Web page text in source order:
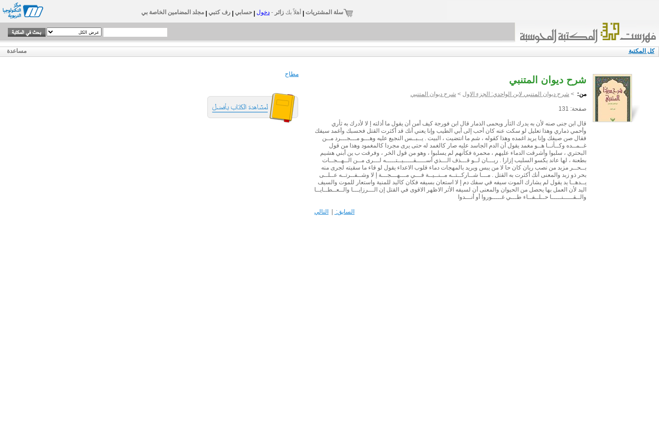
سلة المشتريات أهلاً بك زائر - دخول حسابي رف كتبي مجلد المضامين الخاصة بي
كل المكتبة مساعدة
شرح ديوان المتنبي
من: > شرح ديوان المتنبي لابن الواحدي: الجزء الاول > شرح ديوان المتنبي
صفحة: 131
قال ابن جنى صنه لأن به يدرك الثأر ويحمى الذمار قال ابن فورجة كيف أمن أن يقول ما أذلته إ لا لأدرك به ثأري
وأحمي ذماري وهذا تعليل لو سكت عنه كان أحب إلى أبي الطيب وإنا يعني أنك قد أكثرت القتل فحسبك وأغمد سيفك
فقال صن صيفك وإنا يريد اغمده وهذا كقوله ، شم ما انتضيت ، البيت . يــبــس النجيع عليه وهـــو مـــجـــرد مــن
غــمــده وكــأنــا هــو مغمد يقول أن الدم الجاسد عليه صار كالغمد له حتى يرى مجردا كالمغمود وهذا من قول
البحتري ، سلبوا وأشرقت الدماء عليهم ، محمرة فكأنهم لم يسلبوا ، وهو من قول الخر ، وفرقت ب ين أبني هشيم
بطعنة ، لها عاند يكسو السليب إزارا . ريـــان لــو قـــذف الـــذي أســـــقـــــيــتـــــه لـــرى مــن الــهــجــات
بــحــر مزبد من نصب ريان كان حا لا من يبس ويريد بالمهجات دماء قلوب الاعداء يقول لو قاء ما سقيته لجرى منه
بحر ذو زبد والمعنى أنك أكثرت به القتل . مـــا شــاركــتــه مــنــيــة فـــي مـــهـــجـــة إ لا وشــفــرتــه عــلــى
يــدهــا يد يقول لم يشارك الموت سيفه في سفك دم إ لا استعان بسيفه فكان كاليد للمنية واستعار للموت والسيف
اليد لأن العمل بها يحصل من الحيوان والمعنى أن لسيفه الأثر الاظهر الاقوى في القتل إن الـــرزايـــا والــعــطــايــا
والــقـــــنـــــا حــلــفــاء طـــي غـــــوروا أو أنـــدوا
السابق: | التالي
مطاح